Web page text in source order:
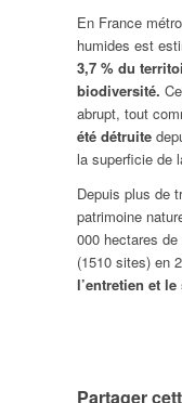
En France
humides est
3,7 % du
biodiversité.
abrupt, tout
été détruite
la superficie de
Depuis plus de
patrimoine
000 hectares
(1510 sites) en
l’entretien et
Partager